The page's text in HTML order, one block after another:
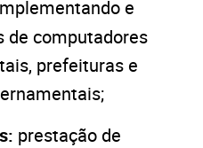
e
de computadores
prefeituras e
prestação de